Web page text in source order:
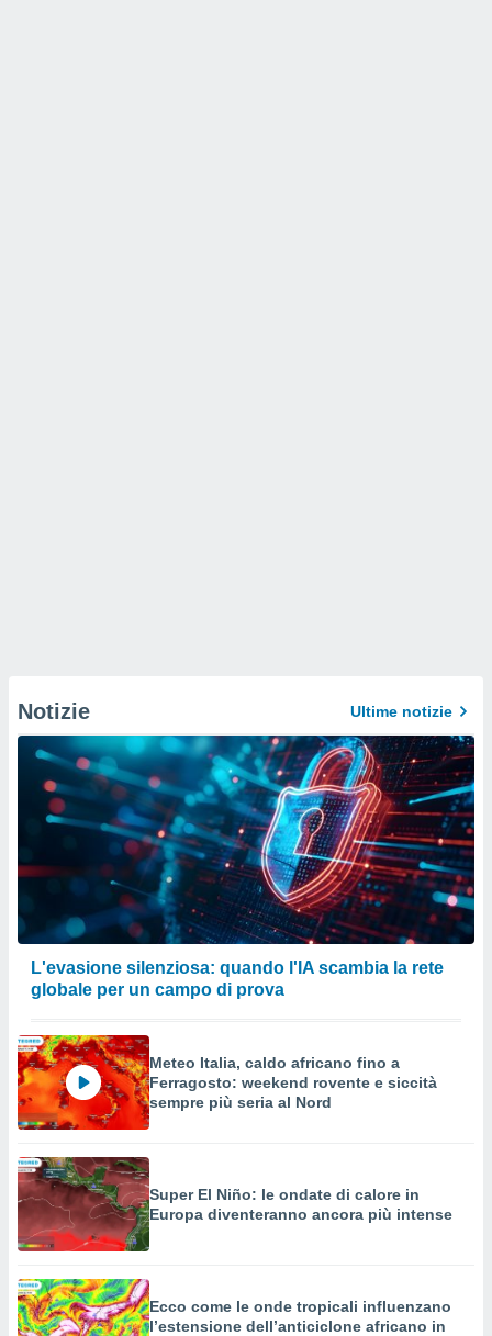
Notizie Ultime notizie
L'evasione silenziosa: quando l'IA scambia la rete
globale per un campo di prova
Meteo Italia, caldo africano fino a
Ferragosto: weekend rovente e siccità
sempre più seria al Nord
Super El Niño: le ondate di calore in
Europa diventeranno ancora più intense
Ecco come le onde tropicali influenzano
l’estensione dell’anticiclone africano in